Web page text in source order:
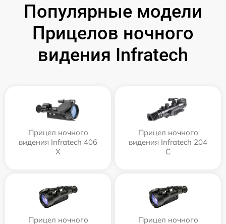
Популярные модели
Прицелов ночного
видения Infratech
Прицел ночного
видения Infratech 406
Х
Прицел ночного
видения Infratech 204
С
Прицел ночного
Прицел ночного